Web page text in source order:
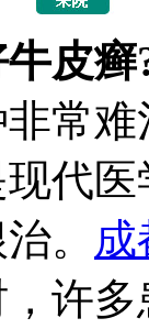
皮癣
常
代
。
许